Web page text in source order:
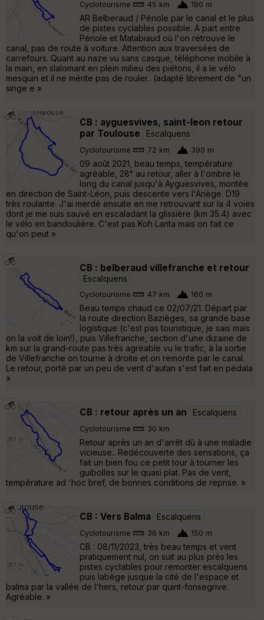
Cyclotourisme 45 km 190 m
AR Belberaud / Périole par le canal et le plus
de pistes cyclables possible. A part entre
Périole et Matabiaud où l'on retrouve le
canal, pas de route à voiture. Attention aux traversées de
carrefours. Quant au naze vu sans casque, téléphone mobile à
la main, en slalomant en plein milieu des piétons, il a le vélo
mesquin et il ne mérite pas de rouler.. (adapté librement de "un
singe e »
CB : ayguesvives, saint-leon retour
par Toulouse
Escalquens
Cyclotourisme 72 km 390 m
09 août 2021, beau temps, température
agréable, 28° au retour, aller à l'ombre le
long du canal jusqu'à Ayguesvives, montée
en direction de Saint-Léon, puis descente vers l'Ariège. D19
très roulante. J'ai merdé ensuite en me retrouvant sur la 4 voies
dont je me suis sauvé en escaladant la glissière (km 35.4) avec
le vélo en bandoulière. C'est pas Koh Lanta mais on fait ce
qu'on peut »
CB : belberaud villefranche et retour
Escalquens
Cyclotourisme 47 km 160 m
Beau temps chaud ce 02/07/21. Départ par
la route direction Bazièges, sa grande base
logistique (c'est pas touristique, je sais mais
on la voit de loin!), puis Villefranche, section d'une dizaine de
km sur la grand-route pas très agréable vu le trafic, à la sortie
de Villefranche on tourne à droite et on remonte par le canal.
Le retour, porté par un peu de vent d'autan s'est fait en pédala
»
CB : retour après un an Escalquens
Cyclotourisme 30 km
Retour après un an d'arrêt dû à une maladie
vicieuse.. Redécouverte des sensations, ça
fait un bien fou ce petit tour à tourner les
guibolles sur le quasi plat. Pas de vent,
température ad 'hoc bref, de bonnes conditions de reprise. »
CB : Vers Balma Escalquens
Cyclotourisme 36 km 150 m
CB : 08/11/2023, très beau temps et vent
pratiquement nul, on suit au plus près les
pistes cyclables pour remonter escalquens
puis labège jusque la cité de l'espace et
balma par la vallée de l'hers, retour par quint-fonsegrive.
Agréable. »